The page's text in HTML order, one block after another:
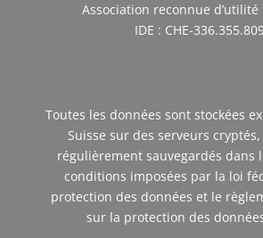
Association reconnue
IDE : CHE-
Toutes les données sont stockées
Suisse sur des serveurs
régulièrement sauvegardés dans
conditions imposées par la loi
protection des données et le
sur la protection des données